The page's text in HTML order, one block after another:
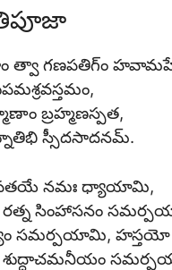
త్వా గణపతిగ్ం
బ్రహ్మణస్పత,
స్సీదసాదనమ్.
నమః ధ్యాయామి,
సింహాసనం
సమర్పయామి, హస్తయో